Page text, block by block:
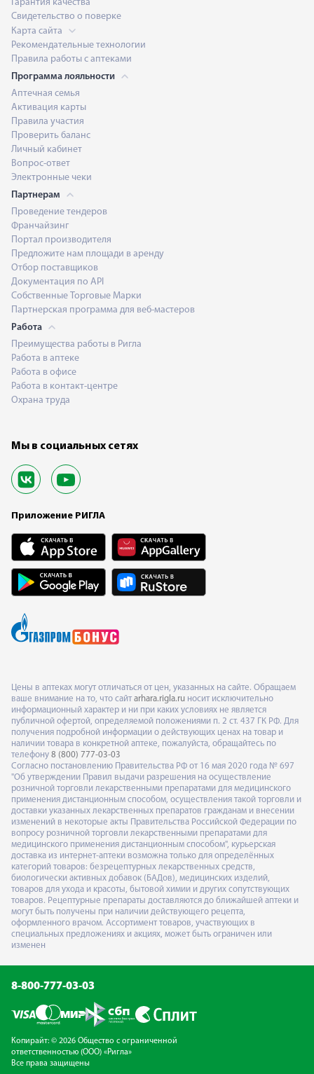
Гарантия качества
Свидетельство о поверке
Карта сайта
Рекомендательные технологии
Правила работы с аптеками
Программа лояльности
Аптечная семья
Активация карты
Правила участия
Проверить баланс
Личный кабинет
Вопрос-ответ
Электронные чеки
Партнерам
Проведение тендеров
Франчайзинг
Портал производителя
Предложите нам площади в аренду
Отбор поставщиков
Документация по API
Собственные Торговые Марки
Партнерская программа для веб-мастеров
Работа
Преимущества работы в Ригла
Работа в аптеке
Работа в офисе
Работа в контакт-центре
Охрана труда
Мы в социальных сетях
Приложение РИГЛА
Цены в аптеках могут отличаться от цен, указанных на сайте. Обращаем
ваше внимание на то, что сайт arhara.rigla.ru носит исключительно
информационный характер и ни при каких условиях не является
публичной офертой, определяемой положениями п. 2 ст. 437 ГК РФ. Для
получения подробной информации о действующих ценах на товар и
наличии товара в конкретной аптеке, пожалуйста, обращайтесь по
телефону 8 (800) 777-03-03
Согласно постановлению Правительства РФ от 16 мая 2020 года № 697
"Об утверждении Правил выдачи разрешения на осуществление
розничной торговли лекарственными препаратами для медицинского
применения дистанционным способом, осуществления такой торговли и
доставки указанных лекарственных препаратов гражданам и внесении
изменений в некоторые акты Правительства Российской Федерации по
вопросу розничной торговли лекарственными препаратами для
медицинского применения дистанционным способом", курьерская
доставка из интернет-аптеки возможна только для определённых
категорий товаров: безрецептурных лекарственных средств,
биологически активных добавок (БАДов), медицинских изделий,
товаров для ухода и красоты, бытовой химии и других сопутствующих
товаров. Рецептурные препараты доставляются до ближайшей аптеки и
могут быть получены при наличии действующего рецепта,
оформленного врачом. Ассортимент товаров, участвующих в
специальных предложениях и акциях, может быть ограничен или
изменен
8-800-777-03-03
Копирайт: © 2026 Общество с ограниченной
ответственностью (ООО) «Ригла»
Все права защищены